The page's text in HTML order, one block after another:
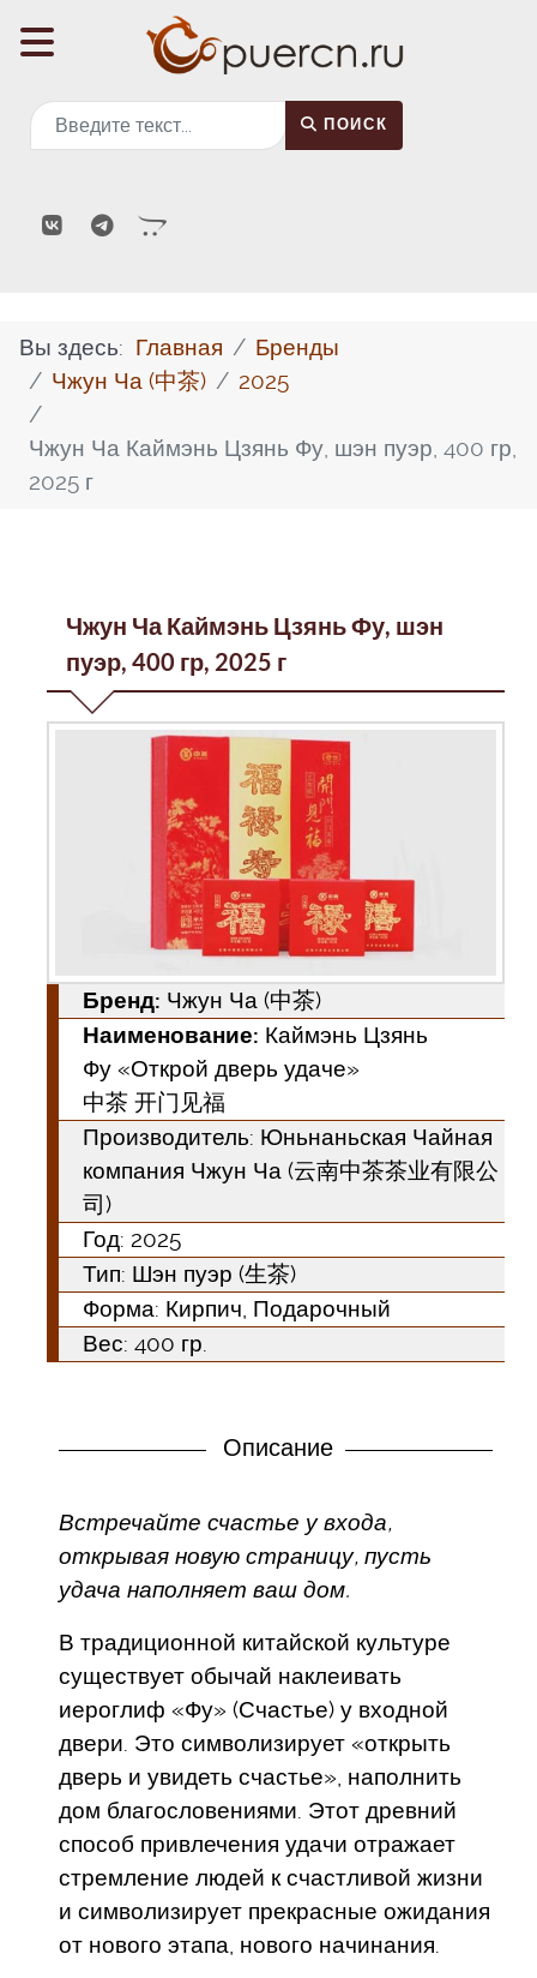
Поиск ПОИСК
Вы здесь: Главная
Бренды
Чжун Ча (中茶)
2025
Чжун Ча Каймэнь Цзянь Фу, шэн пуэр, 400 гр,
2025 г
Чжун Ча Каймэнь Цзянь Фу, шэн
пуэр, 400 гр, 2025 г
Бренд: Чжун Ча (中茶)
Наименование: Каймэнь Цзянь
Фу «Открой дверь удаче»
中茶 开门见福
Производитель: Юньнаньская Чайная
компания Чжун Ча (云南中茶茶业有限公
司)
Год: 2025
Тип: Шэн пуэр (生茶)
Форма: Кирпич, Подарочный
Вес: 400 гр.
Описание
Встречайте счастье у входа,
открывая новую страницу, пусть
удача наполняет ваш дом.
В традиционной китайской культуре
существует обычай наклеивать
иероглиф «Фу» (Счастье) у входной
двери. Это символизирует «открыть
дверь и увидеть счастье», наполнить
дом благословениями. Этот древний
способ привлечения удачи отражает
стремление людей к счастливой жизни
и символизирует прекрасные ожидания
от нового этапа, нового начинания.